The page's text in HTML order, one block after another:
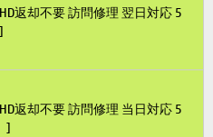
返却不要 訪問修理 翌日対応 5
返却不要 訪問修理 当日対応 5
]